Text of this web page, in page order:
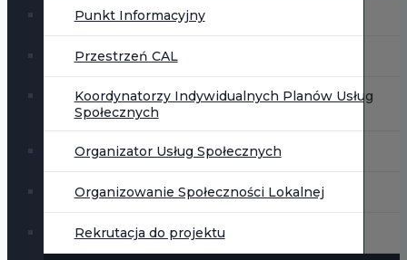
Punkt Informacyjny
Przestrzeń CAL
Koordynatorzy Indywidualnych Planów Usług
Społecznych
Organizator Usług Społecznych
Organizowanie Społeczności Lokalnej
Rekrutacja do projektu